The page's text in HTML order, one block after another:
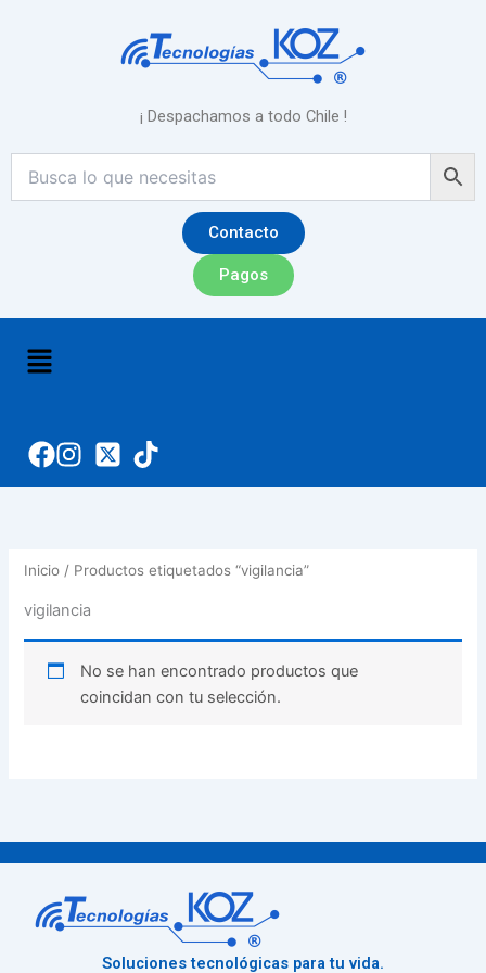
¡ Despachamos a todo Chile !
Contacto
Pagos
Menú
Inicio / Productos etiquetados “vigilancia”
vigilancia
No se han encontrado productos que
coincidan con tu selección.
Soluciones tecnológicas para tu vida.